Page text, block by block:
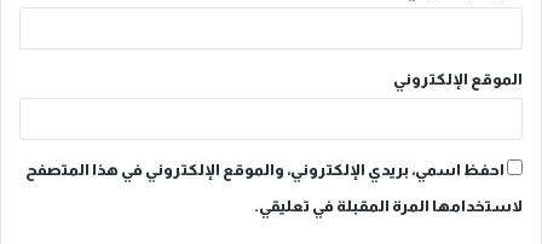
الموقع الإلكتروني
احفظ اسمي، بريدي الإلكتروني، والموقع الإلكتروني في هذا المتصفح
لاستخدامها المرة المقبلة في تعليقي.